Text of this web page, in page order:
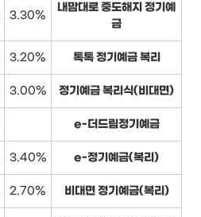
3.30%
내맘대로 중도해지 정기예
금
3.20% 톡톡 정기예금 복리
3.00% 정기예금 복리식(비대면)
e-더드림정기예금
3.40% e-정기예금(복리)
2.70% 비대면 정기예금(복리)